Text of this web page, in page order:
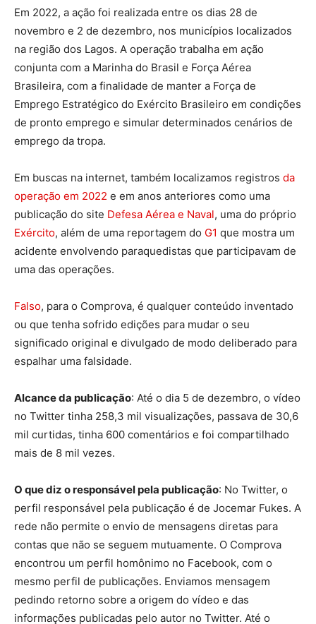
Em 2022, a ação foi realizada entre os dias 28 de
novembro e 2 de dezembro, nos municípios localizados
na região dos Lagos. A operação trabalha em ação
conjunta com a Marinha do Brasil e Força Aérea
Brasileira, com a finalidade de manter a Força de
Emprego Estratégico do Exército Brasileiro em condições
de pronto emprego e simular determinados cenários de
emprego da tropa.
Em buscas na internet, também localizamos registros da
operação em 2022 e em anos anteriores como uma
publicação do site Defesa Aérea e Naval, uma do próprio
Exército, além de uma reportagem do G1 que mostra um
acidente envolvendo paraquedistas que participavam de
uma das operações.
Falso, para o Comprova, é qualquer conteúdo inventado
ou que tenha sofrido edições para mudar o seu
significado original e divulgado de modo deliberado para
espalhar uma falsidade.
Alcance da publicação: Até o dia 5 de dezembro, o vídeo
no Twitter tinha 258,3 mil visualizações, passava de 30,6
mil curtidas, tinha 600 comentários e foi compartilhado
mais de 8 mil vezes.
O que diz o responsável pela publicação: No Twitter, o
perfil responsável pela publicação é de Jocemar Fukes. A
rede não permite o envio de mensagens diretas para
contas que não se seguem mutuamente. O Comprova
encontrou um perfil homônimo no Facebook, com o
mesmo perfil de publicações. Enviamos mensagem
pedindo retorno sobre a origem do vídeo e das
informações publicadas pelo autor no Twitter. Até o